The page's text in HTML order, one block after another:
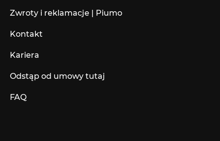
Zwroty i reklamacje | Piumo
Kontakt
Kariera
Odstąp od umowy tutaj
FAQ